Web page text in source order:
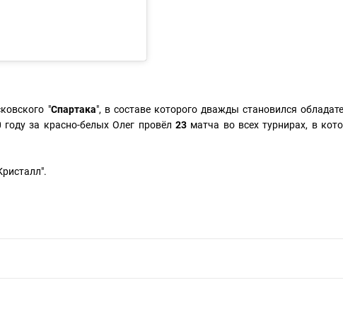
"Спартака", в составе которого дважды становился
за красно-белых Олег провёл 23матча во всех турнирах, в